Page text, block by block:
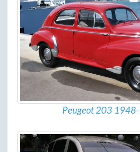
Peugeot 203